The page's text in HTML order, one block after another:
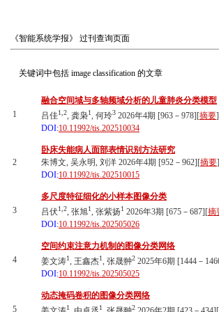
《智能系统学报》 过刊查询页面
关键词中包括 image classification 的文章
1
融合空间域与多轴频域分析的儿童肺炎分类模型
吕佳1,2, 龚枭1, 何玲3 2026年4期 [963－978][摘要
DOI:10.11992/tis.202510034
2
卧床失能病人面部表情识别方法研究
朱博文, 吴永明, 刘洋 2026年4期 [952－962][摘要
DOI:10.11992/tis.202510015
3
多尺度特征细化的小样本图像分类
吕伏1,2, 张旭1, 张紫扬1 2026年3期 [675－687][摘
DOI:10.11992/tis.202505026
4
空间约束注意力机制的图像分类网络
姜文涛1, 王鑫杰1, 张晟翀2 2025年6期 [1444－
DOI:10.11992/tis.202505025
5
动态掩码卷积的图像分类网络
1 1 2